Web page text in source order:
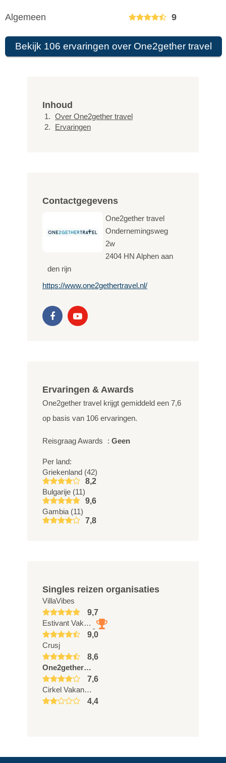
Algemeen 9
Bekijk 106 ervaringen over One2gether travel
Inhoud
Over One2gether travel
Ervaringen
Contactgegevens
One2gether travel
Ondernemingsweg
2w
2404 HN Alphen aan
den rijn
https://www.one2gethertravel.nl/
Ervaringen & Awards
One2gether travel krijgt gemiddeld een 7,6
op basis van 106 ervaringen.
Reisgraag Awards : Geen
Per land:
Griekenland (42)
8,2
Bulgarije (11)
9,6
Gambia (11)
7,8
Singles reizen organisaties
VillaVibes
9,7
Estivant Vakanties
9,0
Crusj
8,6
One2gether travel
7,6
Cirkel Vakanties
4,4